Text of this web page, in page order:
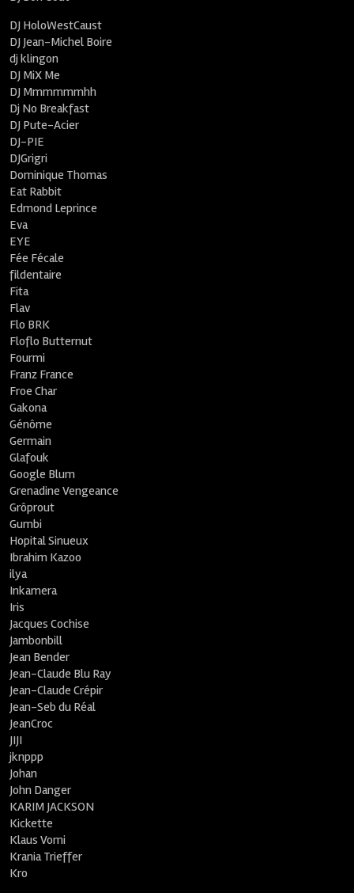
DJ HoloWestCaust
DJ Jean-Michel Boire
dj klingon
DJ MiX Me
DJ Mmmmmmhh
Dj No Breakfast
DJ Pute-Acier
DJ-PIE
DJGrigri
Dominique Thomas
Eat Rabbit
Edmond Leprince
Eva
EYE
Fée Fécale
fildentaire
Fita
Flav
Flo BRK
Floflo Butternut
Fourmi
Franz France
Froe Char
Gakona
Génôme
Germain
Glafouk
Google Blum
Grenadine Vengeance
Grôprout
Gumbi
Hopital Sinueux
Ibrahim Kazoo
ilya
Inkamera
Iris
Jacques Cochise
Jambonbill
Jean Bender
Jean-Claude Blu Ray
Jean-Claude Crépir
Jean-Seb du Réal
JeanCroc
JIJI
jknppp
Johan
John Danger
KARIM JACKSON
Kickette
Klaus Vomi
Krania Trieffer
Kro